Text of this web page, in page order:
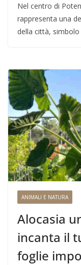
Nel centro di
rappresenta una
della città, simbolo
ANIMALI E NATURA
Alocasia
incanta il
foglie